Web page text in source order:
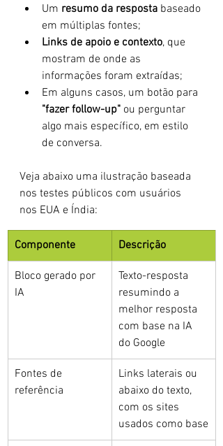
Um resumo da resposta baseado
em múltiplas fontes;
Links de apoio e contexto, que
mostram de onde as
informações foram extraídas;
Em alguns casos, um botão para
"fazer follow-up" ou perguntar
algo mais específico, em estilo
de conversa.
Veja abaixo uma ilustração baseada
nos testes públicos com usuários
nos EUA e Índia:
Componente Descrição
Bloco gerado por
IA
Texto-resposta
resumindo a
melhor resposta
com base na IA
do Google
Fontes de
referência
Links laterais ou
abaixo do texto,
com os sites
usados como base